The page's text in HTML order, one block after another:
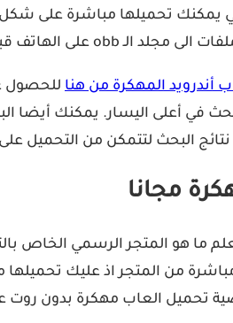
أندرويد المهكرة من هنا للحصول
في أعلى اليسار. يمكنك أيضا
البحث لتتمكن من التحميل
مجانا
من المتجر اذ عليك تحميلها
تحميل العاب مهكرة بدون روت